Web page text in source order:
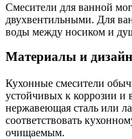
Смесители для ванной
двухвентильными. Для
воды между носиком и
Материалы и дизайн
Кухонные смесители
устойчивых к коррозии и
нержавеющая сталь или
соответствовать
очищаемым.